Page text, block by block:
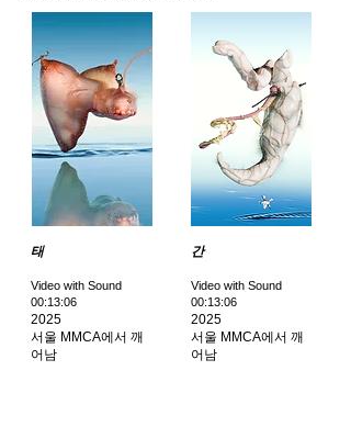
태
Video with Sound
00:​13:06
2025
서울 MMCA에서 깨
어남
간
Video with Sound
00:​13:06
2025
서울 MMCA에서 깨
어남